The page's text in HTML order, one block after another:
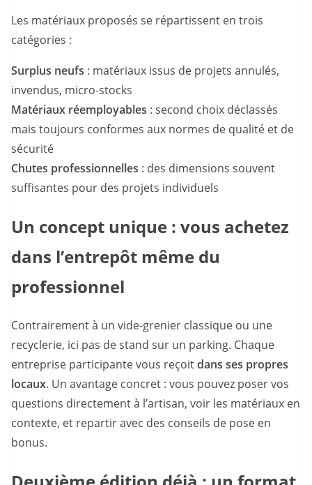
Les matériaux proposés se répartissent en trois
catégories :
Surplus neufs : matériaux issus de projets annulés,
invendus, micro-stocks
Matériaux réemployables : second choix déclassés
mais toujours conformes aux normes de qualité et de
sécurité
Chutes professionnelles : des dimensions souvent
suffisantes pour des projets individuels
Un concept unique : vous achetez
dans l’entrepôt même du
professionnel
Contrairement à un vide-grenier classique ou une
recyclerie, ici pas de stand sur un parking. Chaque
entreprise participante vous reçoitdans ses propres
locaux. Un avantage concret : vous pouvez poser vos
questions directement à l’artisan, voir les matériaux en
contexte, et repartir avec des conseils de pose en
bonus.